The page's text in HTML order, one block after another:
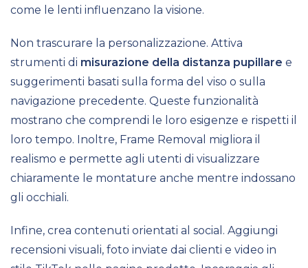
come le lenti influenzano la visione.
Non trascurare la personalizzazione. Attiva
strumenti di misurazione della distanza pupillare e
suggerimenti basati sulla forma del viso o sulla
navigazione precedente. Queste funzionalità
mostrano che comprendi le loro esigenze e rispetti il
loro tempo. Inoltre, Frame Removal migliora il
realismo e permette agli utenti di visualizzare
chiaramente le montature anche mentre indossano
gli occhiali.
Infine, crea contenuti orientati al social. Aggiungi
recensioni visuali, foto inviate dai clienti e video in